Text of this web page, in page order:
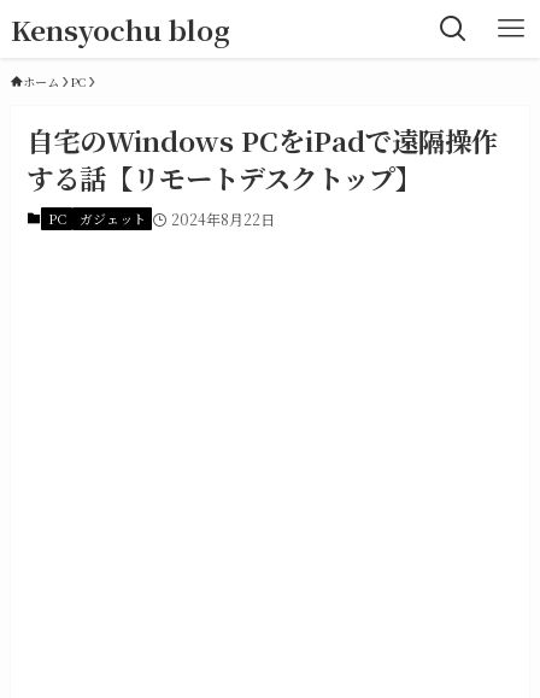
Kensyochu blog
ホーム PC
自宅のWindows PCをiPadで遠隔操作
する話【リモートデスクトップ】
PC ガジェット 2024年8月22日